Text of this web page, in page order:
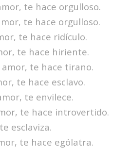
te hace orgulloso.
te hace orgulloso.
te hace ridículo.
te hace hiriente.
te hace tirano.
te hace esclavo.
te envilece.
te hace introvertido.
esclaviza.
te hace ególatra.